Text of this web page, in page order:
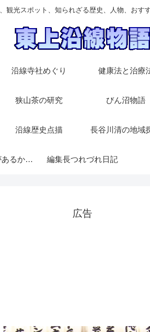
光スポット、知られざる歴史、人物、おす
沿線寺社めぐり 健康法と治療
狭山茶の研究 びん沼物語
沿線歴史点描 長谷川清の地域
随想/人生何があるかわからない 編集長つれづれ日記
広告